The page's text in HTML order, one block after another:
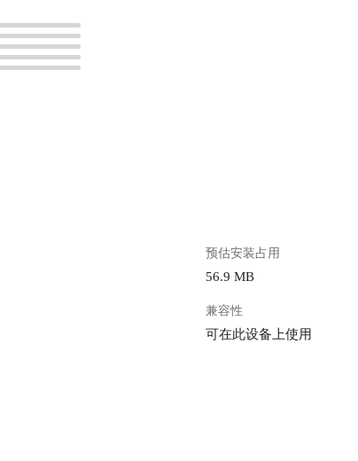
预估安装占用
56.9 MB
兼容性
可在此设备上使用